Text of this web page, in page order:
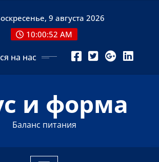
9 августа 2026
10:00:53 AM
на нас
и форма
Баланс питания